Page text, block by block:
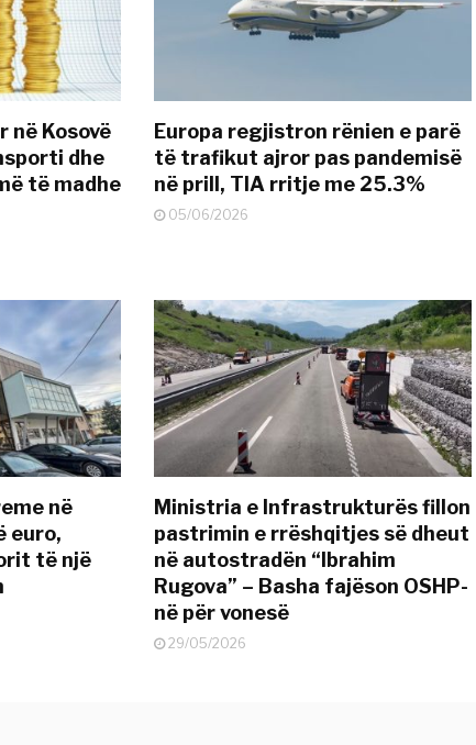
në Kosovë
dhe
të madhe
Europa regjistron rënien e parë
të trafikut ajror pas pandemisë
në prill, TIA rritje me 25.3%
05/06/2026
në
euro,
të një
Ministria e Infrastrukturës fillon
pastrimin e rrëshqitjes së dheut
në autostradën “Ibrahim
Rugova” – Basha fajëson OSHP-
në për vonesë
29/05/2026